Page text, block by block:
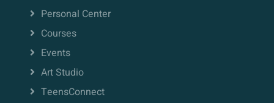
Personal Center
Courses
Events
Art Studio
TeensConnect